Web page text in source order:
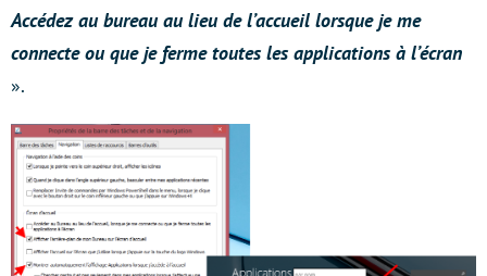
Accédez au bureau au lieu de l’accueil lorsque je me
connecte ou que je ferme toutes les applications à l’écran
».